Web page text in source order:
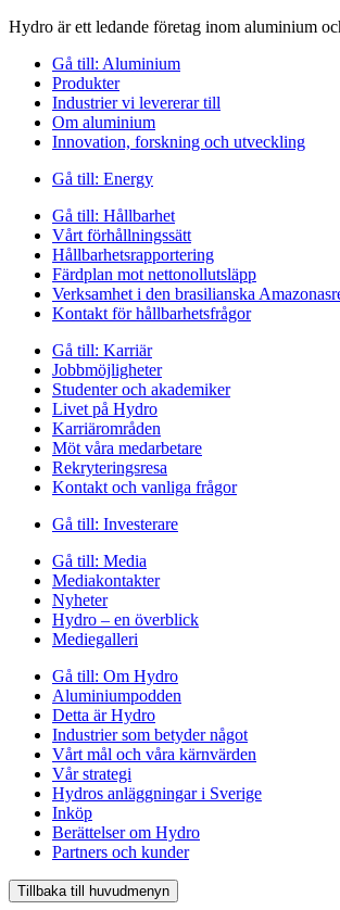
Hydro är ett ledande företag inom aluminium
Gå till: Aluminium
Produkter
Industrier vi levererar till
Om aluminium
Innovation, forskning och utveckling
Gå till: Energy
Gå till: Hållbarhet
Vårt förhållningssätt
Hållbarhetsrapportering
Färdplan mot nettonollutsläpp
Verksamhet i den brasilianska
Kontakt för hållbarhetsfrågor
Gå till: Karriär
Jobbmöjligheter
Studenter och akademiker
Livet på Hydro
Karriärområden
Möt våra medarbetare
Rekryteringsresa
Kontakt och vanliga frågor
Gå till: Investerare
Gå till: Media
Mediakontakter
Nyheter
Hydro – en överblick
Mediegalleri
Gå till: Om Hydro
Aluminiumpodden
Detta är Hydro
Industrier som betyder något
Vårt mål och våra kärnvärden
Vår strategi
Hydros anläggningar i Sverige
Inköp
Berättelser om Hydro
Partners och kunder
Tillbaka till huvudmenyn